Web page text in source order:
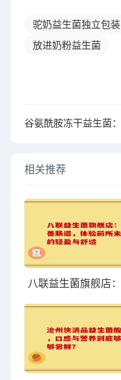
驼奶益生菌独立包装
放进奶粉益生菌
相关推荐